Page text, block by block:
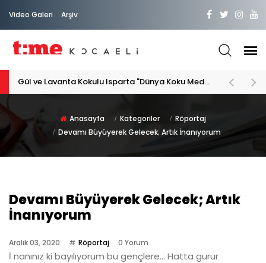
Video Galeri Arşiv
PATİLİ DOSTA HAYATIMIZA "HOŞ GELDİN" DİYORSAK
Anasayfa Kategoriler
Röportaj
Devamı Büyüyerek Gelecek; Artık İnanıyorum
Devamı Büyüyerek Gelecek; Artık
İnanıyorum
Aralık 03, 2020 Röportaj 0 Yorum
İ nanınız ki bayılıyorum bu gençlere... Hatta gurur